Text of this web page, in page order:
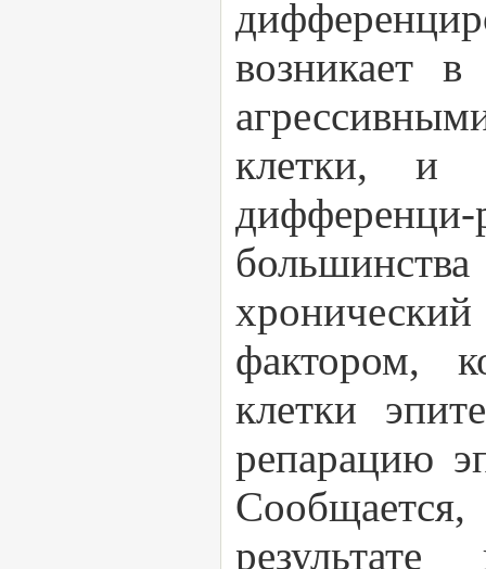
возникает в
клетки, и
дифференци-
фактором,
клетки
репарацию